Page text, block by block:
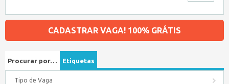
CADASTRAR VAGA! 100% GRÁTIS
Procurar por… Etiquetas
Tipo de Vaga